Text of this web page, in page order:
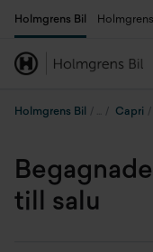
Holmgrens Bil
Holmgrens Bil Capri
till salu